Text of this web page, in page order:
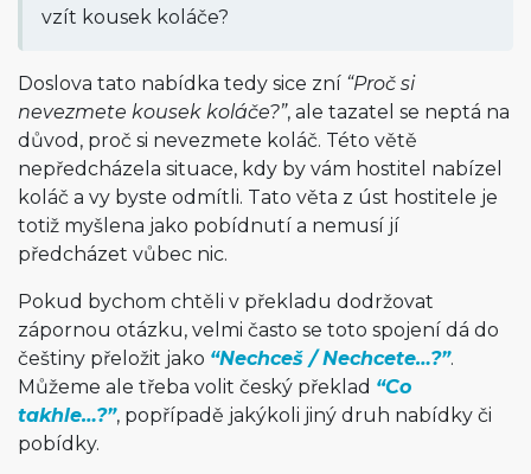
vzít kousek koláče?
Doslova tato nabídka tedy sice zní “Proč si
nevezmete kousek koláče?”, ale tazatel se neptá na
důvod, proč si nevezmete koláč. Této větě
nepředcházela situace, kdy by vám hostitel nabízel
koláč a vy byste odmítli. Tato věta z úst hostitele je
totiž myšlena jako pobídnutí a nemusí jí
předcházet vůbec nic.
Pokud bychom chtěli v překladu dodržovat
zápornou otázku, velmi často se toto spojení dá do
češtiny přeložit jako “Nechceš / Nechcete…?”.
Můžeme ale třeba volit český překlad “Co
takhle…?”, popřípadě jakýkoli jiný druh nabídky či
pobídky.